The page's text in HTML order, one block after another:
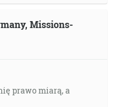
Missions-
prawo miarą, a